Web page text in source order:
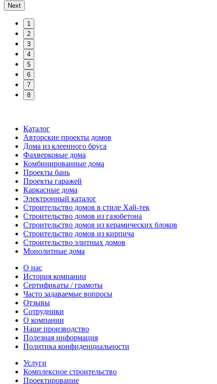
Next
1
2
3
4
5
6
7
8
Каталог
Авторские проекты домов
Дома из клеенного бруса
Фахверковые дома
Комбинированные дома
Проекты бань
Проекты гаражей
Каркасные дома
Электронный каталог
Строительство домов в стиле Хай-тек
Строительство домов из газобетона
Строительство домов из керамических блоков
Строительство домов из кирпича
Строительство элитных домов
Монолитные дома
О нас
История компании
Сертификаты / грамоты
Часто задаваемые вопросы
Отзывы
Сотрудники
О компании
Наше производство
Полезная информация
Политика конфиденциальности
Услуги
Комплексное строительство
Проектирование